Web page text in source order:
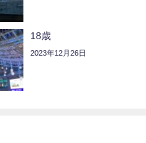
18歳
2023年12月26日